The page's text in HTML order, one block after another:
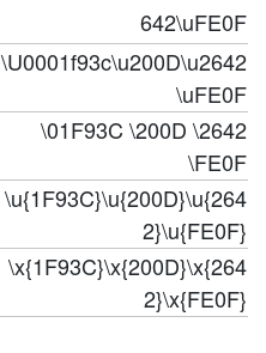
642\uFE0F
\U0001f93c\u200D\u2642
\uFE0F
\01F93C \200D \2642
\FE0F
\u{1F93C}\u{200D}\u{264
2}\u{FE0F}
\x{1F93C}\x{200D}\x{264
2}\x{FE0F}